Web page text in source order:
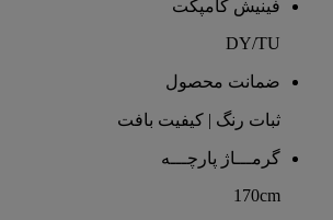
فینیش کامپکت
DY/TU
ضمانت محصول
ثبات رنگ | کیفیت بافت
گرمـــاژ پارچـــه
170cm